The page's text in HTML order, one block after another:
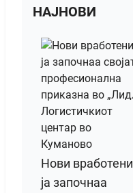
НАЈНОВИ
Нови вработени
ја започнаа